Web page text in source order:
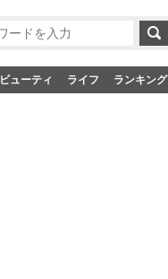
ビューティ ライフ ランキング